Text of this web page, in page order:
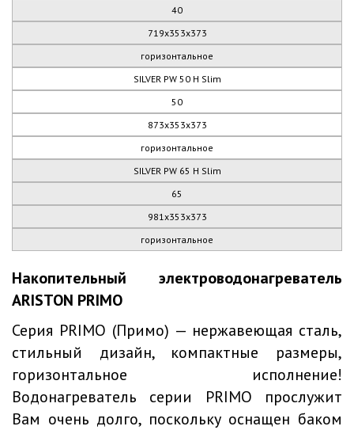
40
719х353х373
горизонтальное
SILVER PW 50 H Slim
50
873х353х373
горизонтальное
SILVER PW 65 H Slim
65
981х353х373
горизонтальное
Накопительный электроводонагреватель
ARISTON PRIMO
Серия PRIMO (Примо) — нержавеющая сталь,
стильный дизайн, компактные размеры,
горизонтальное исполнение!
Водонагреватель серии PRIMO прослужит
Вам очень долго, поскольку оснащен баком